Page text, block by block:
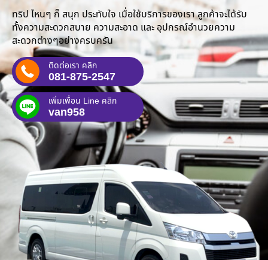
ทริป ไหนๆ ก็ สนุก ประทับใจ เมื่อใช้บริการของเรา ลูกค้าจะได้รับ
ทั้งความสะดวกสบาย ความสะอาด และ อุปกรณ์อำนวยความ
สะดวกต่างๆอย่างครบครัน
ติดต่อเรา คลิก
081-875-2547
เพิ่มเพื่อน Line คลิก
van958